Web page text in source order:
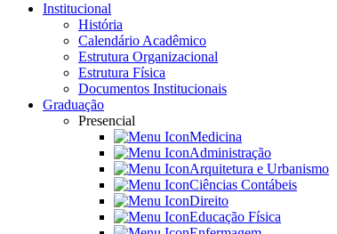
Institucional
História
Calendário Acadêmico
Estrutura Organizacional
Estrutura Física
Documentos Institucionais
Graduação
Presencial
Medicina
Administração
Arquitetura e Urbanismo
Ciências Contábeis
Direito
Educação Física